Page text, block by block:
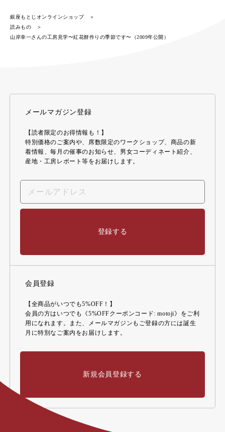
銀座もとじオンラインショップ
読みもの
山岸幸一さんの工房見学〜紅花餅作りの季節です〜（2009年公開）
メールマガジン登録
【読者限定のお得情報も！】
特別価格のご案内や、席数限定のワークショップ、商品の新
着情報、毎月の催事のお知らせ、男女コーディネート紹介、
産地・工房レポート等をお届けします。
登録する
会員登録
【全商品がいつでも5%OFF！】
会員の方はいつでも《5%OFFクーポンコード: motoji》をご利
用になれます。また、メールマガジンもご登録の方には誕生
月に特別なご案内をお届けします。
新規会員登録する